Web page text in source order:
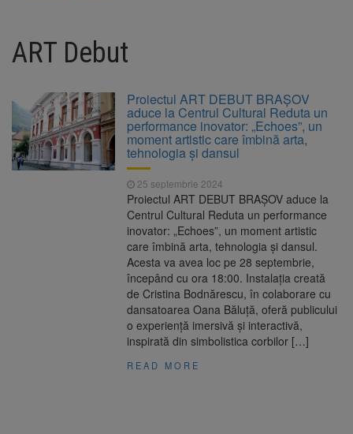
sistarea plăților către Brai-Cata și Comprest.
Motivul: platforme de gunoi neigienizate
Piața Star din Brașov au fost demolate
7 august 2026
Platforma Belvedere de pe
Tâmpa intră în renovare. Contract de peste 1
milion de lei și termen de trei luni
Unul dintre cele mai mari
parcuri ale Brașovului va fi amenajat în
Bartolomeu-Avantgarden. Contractul a fost
Trafic blocat pe DN1E Brașov
– Poiana Brașov după un accident. Două
persoane primesc îngrijiri medicale
ART Debut
Proiectul ART DEBUT BRAȘOV
aduce la Centrul Cultural Reduta un
performance inovator: „Echoes”, un
moment artistic care îmbină arta,
tehnologia și dansul
25 septembrie 2024
Proiectul ART DEBUT BRAȘOV aduce la
Centrul Cultural Reduta un performance
inovator: „Echoes”, un moment artistic
care îmbină arta, tehnologia și dansul.
Acesta va avea loc pe 28 septembrie,
începând cu ora 18:00. Instalația creată
de Cristina Bodnărescu, în colaborare cu
dansatoarea Oana Băluță, oferă publicului
o experiență imersivă și interactivă,
inspirată din simbolistica corbilor […]
READ MORE